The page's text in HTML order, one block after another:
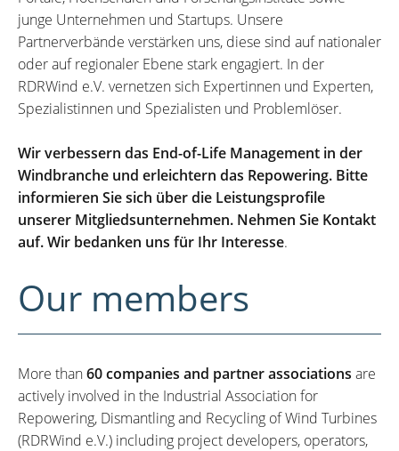
junge Unternehmen und Startups. Unsere
Partnerverbände verstärken uns, diese sind auf nationaler
oder auf regionaler Ebene stark engagiert. In der
RDRWind e.V. vernetzen sich Expertinnen und Experten,
Spezialistinnen und Spezialisten und Problemlöser.
Wir verbessern das End-of-Life Management in der
Windbranche und erleichtern das Repowering. Bitte
informieren Sie sich über die Leistungsprofile
unserer Mitgliedsunternehmen. Nehmen Sie Kontakt
auf. Wir bedanken uns für Ihr Interesse.
Our members
More than60 companies and partner associations are
actively involved in the Industrial Association for
Repowering, Dismantling and Recycling of Wind Turbines
(RDRWind e.V.) including project developers, operators,